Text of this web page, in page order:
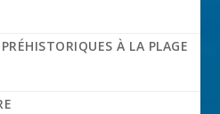
À LA PLAGE